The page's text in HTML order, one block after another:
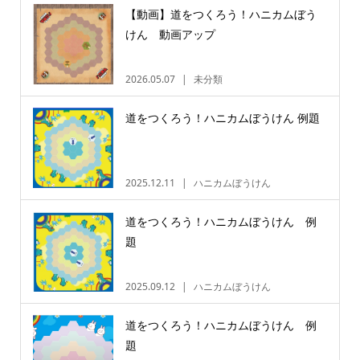
【動画】道をつくろう！ハニカムぼう
けん 動画アップ
2026.05.07 未分類
道をつくろう！ハニカムぼうけん 例題
2025.12.11 ハニカムぼうけん
道をつくろう！ハニカムぼうけん 例
題
2025.09.12 ハニカムぼうけん
道をつくろう！ハニカムぼうけん 例
題